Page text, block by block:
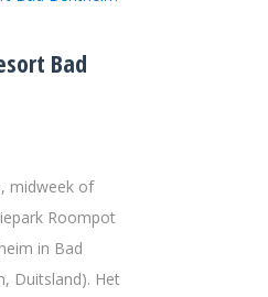
Bad
midweek of
Roompot
in Bad
Duitsland). Het